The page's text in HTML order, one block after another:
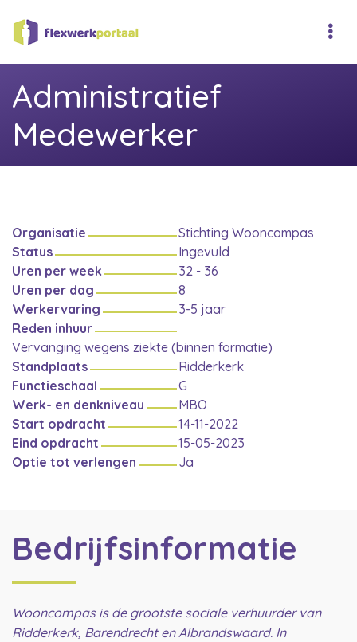
Administratief
Medewerker
Organisatie
Stichting Wooncompas
Status
Ingevuld
Uren per week
32 - 36
Uren per dag
8
Werkervaring
3-5 jaar
Reden inhuur
Vervanging wegens ziekte (binnen formatie)
Standplaats
Ridderkerk
Functieschaal
G
Werk- en denkniveau
MBO
Start opdracht
14-11-2022
Eind opdracht
15-05-2023
Optie tot verlengen
Ja
Bedrijfsinformatie
Wooncompas is de grootste sociale verhuurder van
Ridderkerk, Barendrecht en Albrandswaard. In